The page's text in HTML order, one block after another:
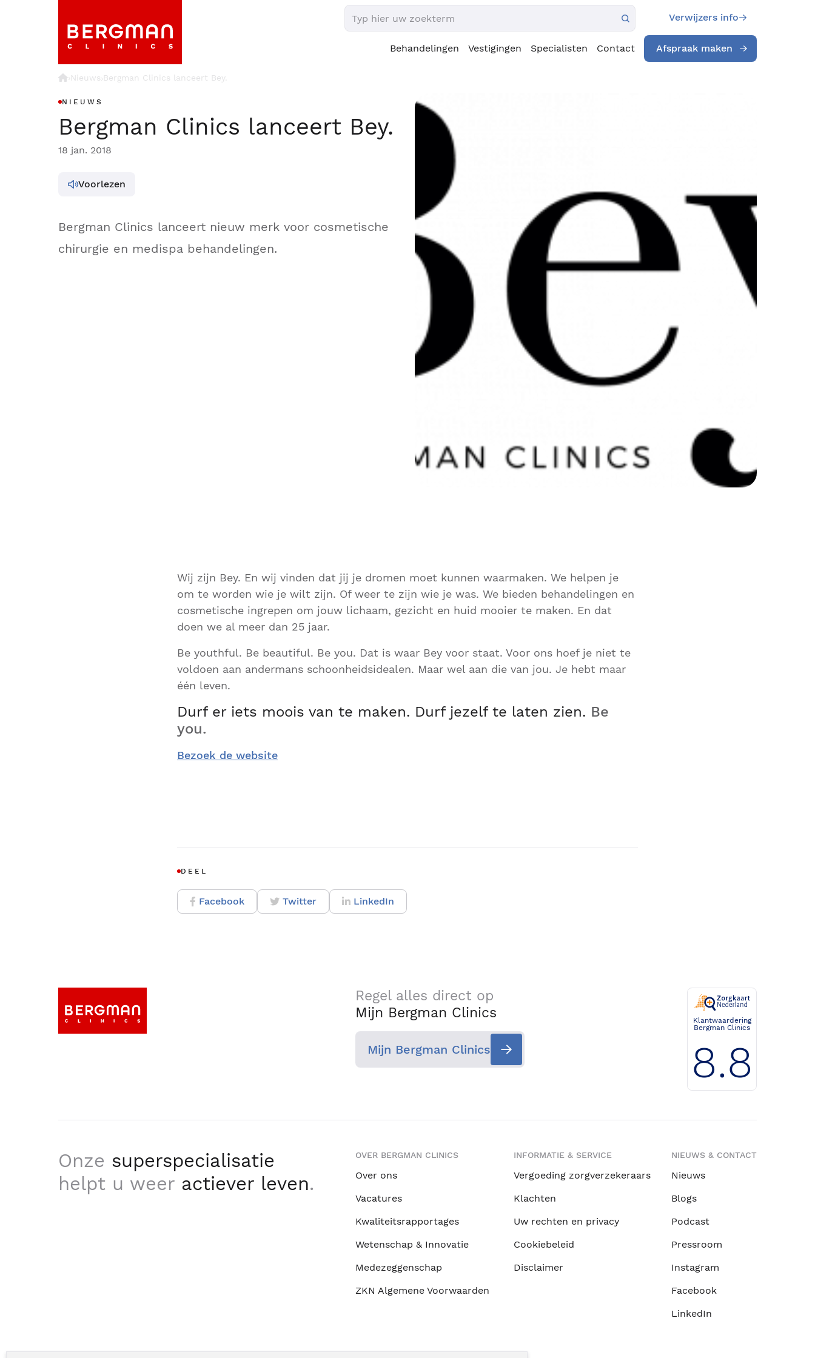
Verwijzers info
Behandelingen Vestigingen Specialisten Contact Afspraak maken
›Nieuws›Bergman Clinics lanceert Bey.
NIEUWS
Bergman Clinics lanceert Bey.
18 jan. 2018
Voorlezen
Bergman Clinics lanceert nieuw merk voor cosmetische
chirurgie en medispa behandelingen.
Wij zijn Bey. En wij vinden dat jij je dromen moet kunnen waarmaken. We helpen je
om te worden wie je wilt zijn. Of weer te zijn wie je was. We bieden behandelingen en
cosmetische ingrepen om jouw lichaam, gezicht en huid mooier te maken. En dat
doen we al meer dan 25 jaar.
Be youthful. Be beautiful. Be you. Dat is waar Bey voor staat. Voor ons hoef je niet te
voldoen aan andermans schoonheidsidealen. Maar wel aan die van jou. Je hebt maar
één leven.
Durf er iets moois van te maken. Durf jezelf te laten zien. Be
you.
Bezoek de website
DEEL
Facebook Twitter LinkedIn
Regel alles direct op
Mijn Bergman Clinics
Mijn Bergman Clinics
Klantwaardering
Bergman Clinics
8.8
Onze superspecialisatie
helpt u weer actiever leven.
OVER BERGMAN CLINICS
Over ons
Vacatures
Kwaliteitsrapportages
Wetenschap & Innovatie
Medezeggenschap
ZKN Algemene Voorwaarden
INFORMATIE & SERVICE
Vergoeding zorgverzekeraars
Klachten
Uw rechten en privacy
Cookiebeleid
Disclaimer
NIEUWS & CONTACT
Nieuws
Blogs
Podcast
Pressroom
Instagram
Facebook
LinkedIn